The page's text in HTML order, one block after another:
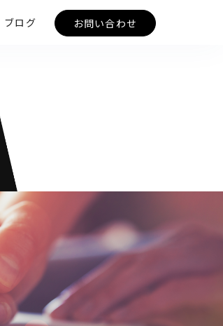
ブログ お問い合わせ